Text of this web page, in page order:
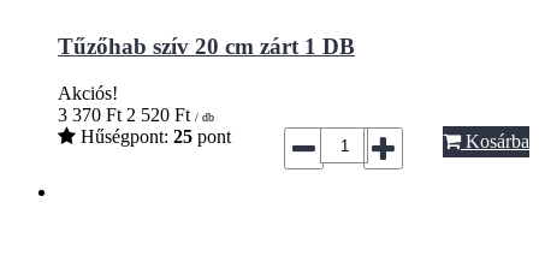
Tűzőhab szív 20 cm zárt 1 DB
Akciós!
3 370 Ft 2 520 Ft / db
Hűségpont: 25 pont Kosárba